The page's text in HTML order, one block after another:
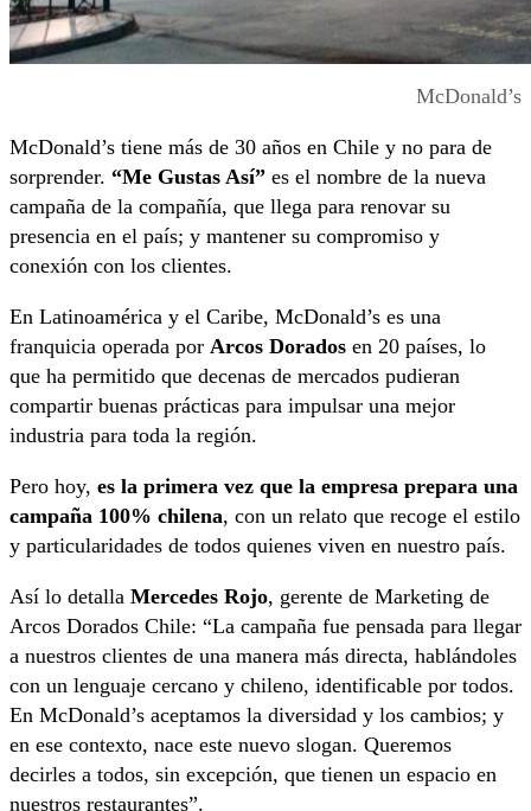
McDonald’s
McDonald’s tiene más de 30 años en Chile y no para de
sorprender. “Me Gustas Así” es el nombre de la nueva
campaña de la compañía, que llega para renovar su
presencia en el país; y mantener su compromiso y
conexión con los clientes.
En Latinoamérica y el Caribe, McDonald’s es una
franquicia operada por Arcos Dorados en 20 países, lo
que ha permitido que decenas de mercados pudieran
compartir buenas prácticas para impulsar una mejor
industria para toda la región.
Pero hoy, es la primera vez que la empresa prepara una
campaña 100% chilena, con un relato que recoge el estilo
y particularidades de todos quienes viven en nuestro país.
Así lo detalla Mercedes Rojo, gerente de Marketing de
Arcos Dorados Chile: “La campaña fue pensada para llegar
a nuestros clientes de una manera más directa, hablándoles
con un lenguaje cercano y chileno, identificable por todos.
En McDonald’s aceptamos la diversidad y los cambios; y
en ese contexto, nace este nuevo slogan. Queremos
decirles a todos, sin excepción, que tienen un espacio en
nuestros restaurantes”.